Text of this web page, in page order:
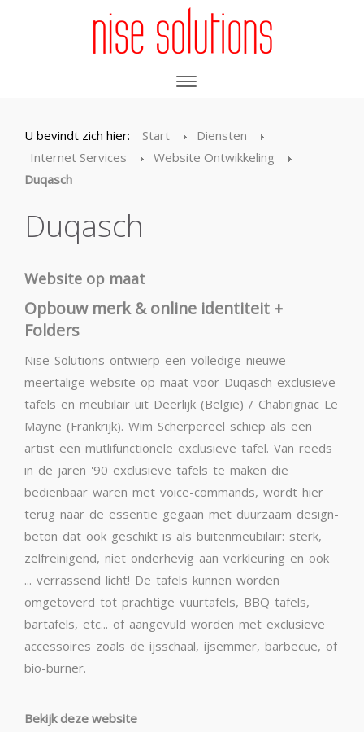
U bevindt zich hier: Start
Diensten
Internet Services
Website Ontwikkeling
Duqasch
Duqasch
Website op maat
Opbouw merk & online identiteit +
Folders
Nise Solutions ontwierp een volledige nieuwe
meertalige website op maat voor Duqasch exclusieve
tafels en meubilair uit Deerlijk (België) / Chabrignac Le
Mayne (Frankrijk). Wim Scherpereel schiep als een
artist een mutlifunctionele exclusieve tafel. Van reeds
in de jaren '90 exclusieve tafels te maken die
bedienbaar waren met voice-commands, wordt hier
terug naar de essentie gegaan met duurzaam design-
beton dat ook geschikt is als buitenmeubilair: sterk,
zelfreinigend, niet onderhevig aan verkleuring en ook
... verrassend licht! De tafels kunnen worden
omgetoverd tot prachtige vuurtafels, BBQ tafels,
bartafels, etc... of aangevuld worden met exclusieve
accessoires zoals de ijsschaal, ijsemmer, barbecue, of
bio-burner.
Bekijk deze website